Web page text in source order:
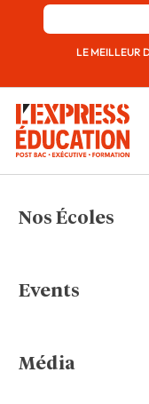
LE MEILLEUR
Nos Écoles
Events
Média